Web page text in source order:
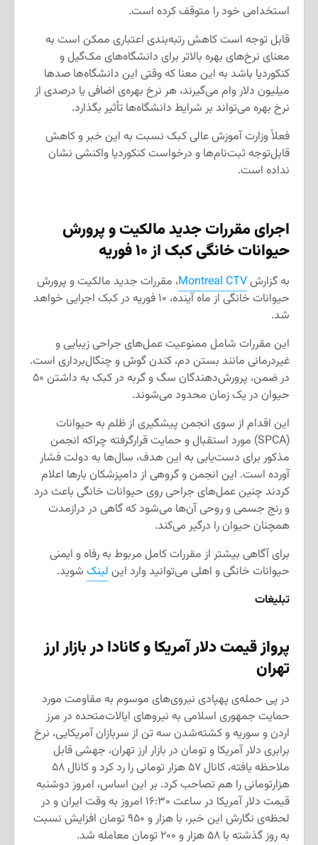
استخدامی خود را متوقف کرده است.
قابل توجه است کاهش رتبه‌بندی اعتباری ممکن است به
معنای نرخ‌های بهره بالاتر برای دانشگاه‌های مک‌گیل و
کنکوردیا باشد به این معنا که وقتی این دانشگاه‌ها صدها
میلیون دلار وام می‌گیرند، هر نرخ بهره‌ی اضافی یا درصدی از
نرخ بهره می‌تواند بر شرایط دانشگاه‌ها تأثیر بگذارد.
فعلاً وزارت آموزش عالی کبک نسبت به این خبر و کاهش
قابل‌توجه ثبت‌نام‌ها و درخواست کنکوردیا واکنشی نشان
نداده است.
اجرایمقررات جدید مالکیت و پرورش
حیوانات خانگی کبک از ۱۰ فوریه
به گزارشMontreal CTV، مقررات جدید مالکیت و پرورش
حیوانات خانگی از ماه آینده، ۱۰ فوریه در کبک اجرایی خواهد
شد.
این مقررات شامل ممنوعیت عمل‌های جراحی زیبایی و
غیردرمانی مانند بستن دم، کندن گوش و چنگال‌برداری است.
در ضمن، پرورش‌دهندگان سگ و گربه در کبک به داشتن ۵۰
حیوان در یک زمان محدود می‌شوند.
این اقدام از سوی انجمن پیشگیری از ظلم به حیوانات
(SPCA) مورد استقبال و حمایت قرارگرفته چراکه انجمن
مذکور برای دست‌یابی به این هدف، سال‌ها به دولت فشار
آورده است. این انجمن و گروهی از دامپزشکان بارها اعلام
کردند چنین عمل‌های جراحی روی حیوانات خانگی باعث درد
و رنج جسمی و روحی آن‌ها می‌شود که گاهی در درازمدت
همچنان حیوان را درگیر می‌کند.
برای آگاهی بیشتر از مقررات کامل مربوط به رفاه و ایمنی
حیوانات خانگی و اهلی می‌توانید وارد این لینک شوید.
تبلیغات
پرواز قیمت دلار آمریکا و کانادا در بازار ارز
تهران
در پی حمله‌ی پهپادی نیروی‌های موسوم به مقاومت مورد
حمایت جمهوری اسلامی به نیروهای ایالات‌متحده در مرز
اردن و سوریه و کشته‌شدن سه تن از سربازان آمریکایی، نرخ
برابری دلار آمریکا و تومان در بازار ارز تهران، جهشی قابل
ملاحظه یافته، کانال ۵۷ هزار تومانی را رد کرد و کانال ۵۸
هزارتومانی را هم تصاحب کرد. بر این اساس، امروز دوشنبه
قیمت دلار آمریکا در ساعت ۱۶:۳۰ امروز به وقت ایران و در
لحظه‌ی نگارش این خبر، با هزار و ۹۵۰ تومان افزایش نسبت
به روز گذشته با ۵۸ هزار و ۲۰۰ تومان معامله شد.